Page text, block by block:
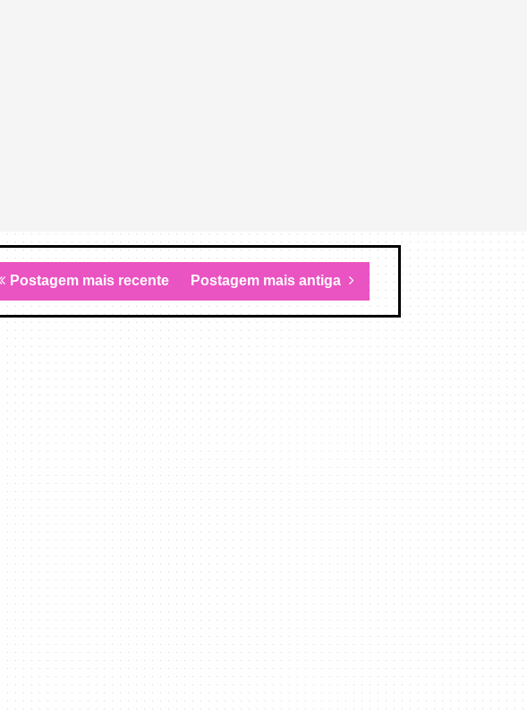
Postagem mais recente Postagem mais antiga